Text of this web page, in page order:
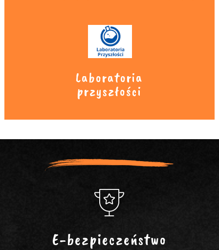
Laboratoria
przyszłości
E-bezpieczeństwo